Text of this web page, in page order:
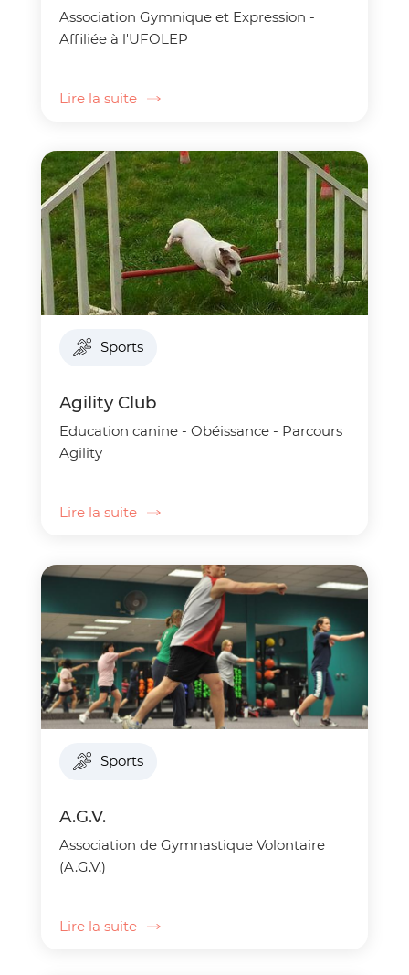
Association Gymnique et Expression -
Affiliée à l'UFOLEP
Lire la suite
Sports
Agility Club
Education canine - Obéissance - Parcours
Agility
Lire la suite
Sports
A.G.V.
Association de Gymnastique Volontaire
(A.G.V.)
Lire la suite